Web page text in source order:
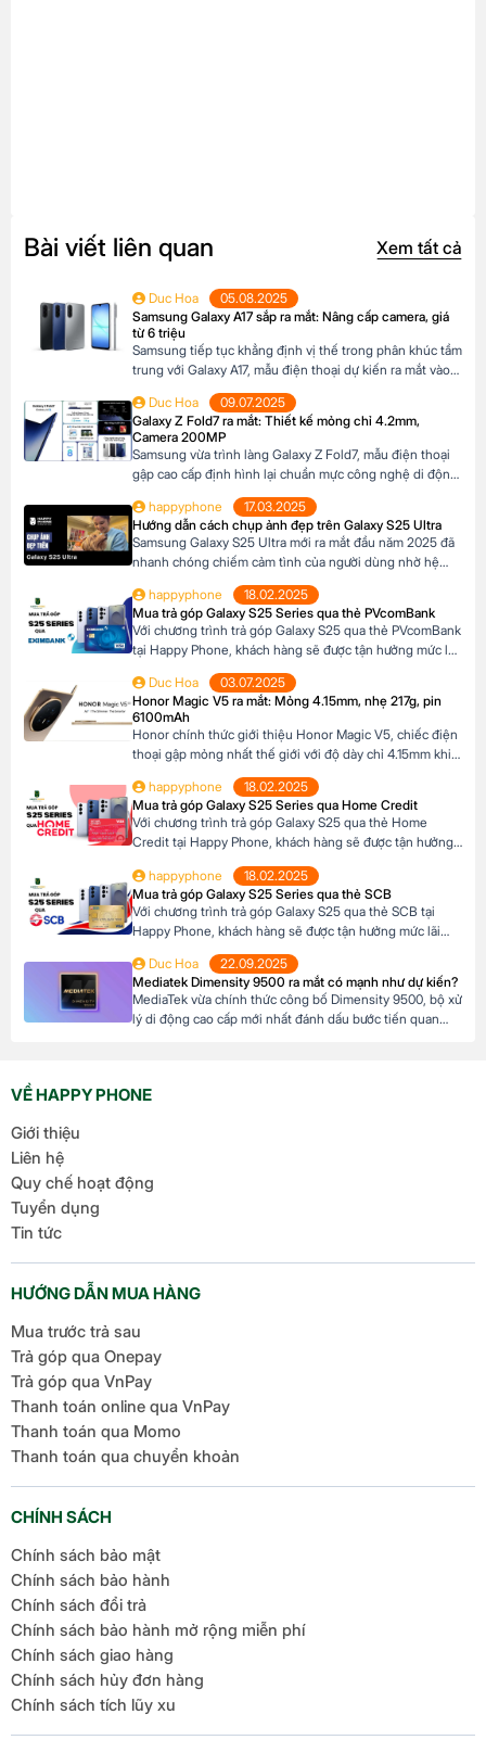
Bài viết liên quan Xem tất cả
Duc Hoa
05.08.2025
Samsung Galaxy A17 sắp ra mắt: Nâng cấp camera, giá
từ 6 triệu
Samsung tiếp tục khẳng định vị thế trong phân khúc tầm
trung với Galaxy A17, mẫu điện thoại dự kiến ra mắt vào
bán lẻ tại Châu Âu. Với những nâng cấp đáng chú ý về
camera, hiệu năng và thiết kế, Galaxy A17 […]
Duc Hoa
09.07.2025
Galaxy Z Fold7 ra mắt: Thiết kế mỏng chỉ 4.2mm,
Camera 200MP
Samsung vừa trình làng Galaxy Z Fold7, mẫu điện thoại
gập cao cấp định hình lại chuẩn mực công nghệ di động.
200MP sắc nét chưa từng có trên dòng Z Fold, sản phẩm
này không chỉ là một thiết bị công nghệ […]
happyphone
17.03.2025
Hướng dẫn cách chụp ảnh đẹp trên Galaxy S25 Ultra
Samsung Galaxy S25 Ultra mới ra mắt đầu năm 2025 đã
nhanh chóng chiếm cảm tình của người dùng nhờ hệ
200MP, khả năng zoom xa ấn tượng và các tính năng
thông minh giúp ghi lại những khoảnh khắc đẹp trong
cuộc sống. Sau đây […]
happyphone
18.02.2025
Mua trả góp Galaxy S25 Series qua thẻ PVcomBank
Với chương trình trả góp Galaxy S25 qua thẻ PVcomBank
tại Happy Phone, khách hàng sẽ được tận hưởng mức lãi
suất cực kỳ ưu đãi. Đặc biệt, khách hàng có thể linh hoạt
lựa chọn kỳ hạn trả góp từ 3 đến 12 tháng, phù hợp với
khả năng tài chính của mình. Mục […]
Duc Hoa
03.07.2025
Honor Magic V5 ra mắt: Mỏng 4.15mm, nhẹ 217g, pin
6100mAh
Honor chính thức giới thiệu Honor Magic V5, chiếc điện
thoại gập mỏng nhất thế giới với độ dày chỉ 4.15mm khi
mở và 8.8mm khi gập (phiên bản Trắng Ngà). Với trọng
lượng 217g, pin dung lượng lớn 6100mAh và công nghệ
AI tiên tiến, Honor Magic V5 định nghĩa lại chuẩn mực
flagship […]
happyphone
18.02.2025
Mua trả góp Galaxy S25 Series qua Home Credit
Với chương trình trả góp Galaxy S25 qua thẻ Home
Credit tại Happy Phone, khách hàng sẽ được tận hưởng
linh hoạt lựa chọn kỳ hạn trả góp từ 3 đến 12 tháng, phù
hợp với khả năng tài chính của mình. […]
happyphone
18.02.2025
Mua trả góp Galaxy S25 Series qua thẻ SCB
Với chương trình trả góp Galaxy S25 qua thẻ SCB tại
Happy Phone, khách hàng sẽ được tận hưởng mức lãi
lựa chọn kỳ hạn trả góp từ 3 đến 12 tháng, phù hợp với
khả năng tài chính của mình. Mục […]
Duc Hoa
22.09.2025
Mediatek Dimensity 9500 ra mắt có mạnh như dự kiến?
MediaTek vừa chính thức công bố Dimensity 9500, bộ xử
lý di động cao cấp mới nhất đánh dấu bước tiến quan
VỀ HAPPY PHONE
Giới thiệu
Liên hệ
Quy chế hoạt động
Tuyển dụng
Tin tức
HƯỚNG DẪN MUA HÀNG
Mua trước trả sau
Trả góp qua Onepay
Trả góp qua VnPay
Thanh toán online qua VnPay
Thanh toán qua Momo
Thanh toán qua chuyển khoản
CHÍNH SÁCH
Chính sách bảo mật
Chính sách bảo hành
Chính sách đổi trả
Chính sách bảo hành mở rộng miễn phí
Chính sách giao hàng
Chính sách hủy đơn hàng
Chính sách tích lũy xu